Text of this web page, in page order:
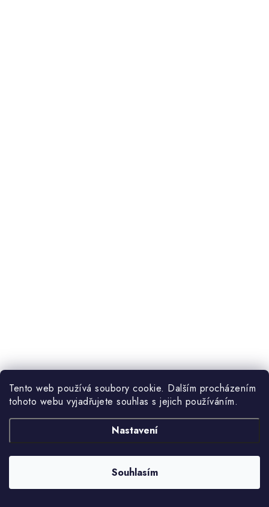
Tento web používá soubory cookie. Dalším procházením
tohoto webu vyjadřujete souhlas s jejich používáním.
Nastavení
Souhlasím